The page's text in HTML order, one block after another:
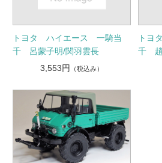
トヨタ ハイエース 一騎当
千 呂蒙子明/関羽雲長
3,553円
（税込み）
トヨ
千 趙